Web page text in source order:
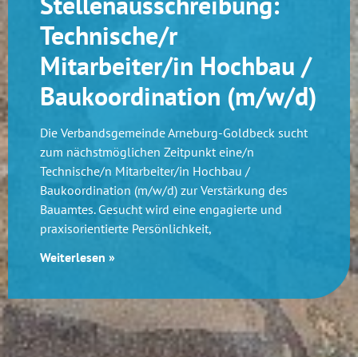
Technische/r
Mitarbeiter/in Hochbau /
Baukoordination (m/w/d)
Die Verbandsgemeinde Arneburg-Goldbeck sucht
zum nächstmöglichen Zeitpunkt eine/n
Technische/n Mitarbeiter/in Hochbau /
Baukoordination (m/w/d) zur Verstärkung des
Bauamtes. Gesucht wird eine engagierte und
praxisorientierte Persönlichkeit,
Weiterlesen »